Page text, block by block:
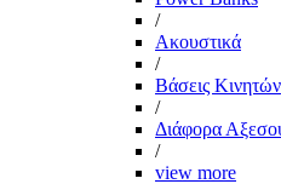
/
Ακουστικά
/
Βάσεις Κινητών
/
Διάφορα
/
view more